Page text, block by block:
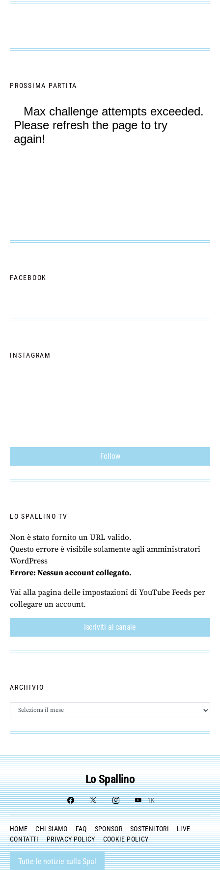
PROSSIMA PARTITA
FACEBOOK
INSTAGRAM
Follow
LO SPALLINO TV
Non è stato fornito un URL valido.
Questo errore è visibile solamente agli amministratori
WordPress
Errore: Nessun account collegato.
Vai alla pagina delle impostazioni di YouTube Feeds per
collegare un account.
Iscriviti al canale
ARCHIVIO
Archivio
Lo Spallino
1K
HOME CHI SIAMO FAQ SPONSOR SOSTENITORI
LIVE
CONTATTI
PRIVACY POLICY COOKIE POLICY
Tutte le notizie sulla Spal